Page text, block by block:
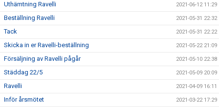
Uthämtning Ravelli 2021-06-12 11:29
Beställning Ravelli 2021-05-31 22:32
Tack 2021-05-31 22:22
Skicka in er Ravelli-beställning 2021-05-22 21:09
Försäljning av Ravelli pågår 2021-05-10 22:38
Städdag 22/5 2021-05-09 20:09
Ravelli 2021-04-09 16:11
Inför årsmötet 2021-03-22 17:29